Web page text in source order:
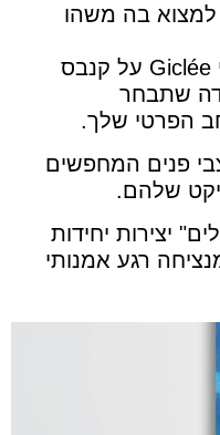
למצוא בה משהו
הציורים זמינים כהדפסי Giclée על קנבס
שתבחר
הפרטי שלך.
פנים המחפשים
שלהם.
יצירות יחידות
רגע אמנותי